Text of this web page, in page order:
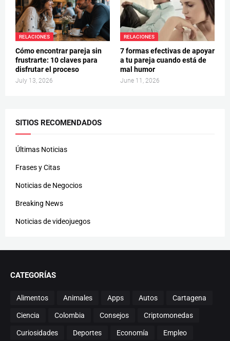
RELACIONES
Cómo encontrar pareja sin
frustrarte: 10 claves para
disfrutar el proceso
July 13, 2026
RELACIONES
7 formas efectivas de apoyar
a tu pareja cuando está de
mal humor
June 11, 2026
SITIOS RECOMENDADOS
Últimas Noticias
Frases y Citas
Noticias de Negocios
Breaking News
Noticias de videojuegos
CATEGORÍAS
Alimentos Animales Apps Autos Cartagena
Ciencia Colombia Consejos Criptomonedas
Curiosidades Deportes Economía Empleo